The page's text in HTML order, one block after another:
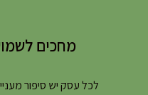
מחכים
לכל עסק יש סיפור